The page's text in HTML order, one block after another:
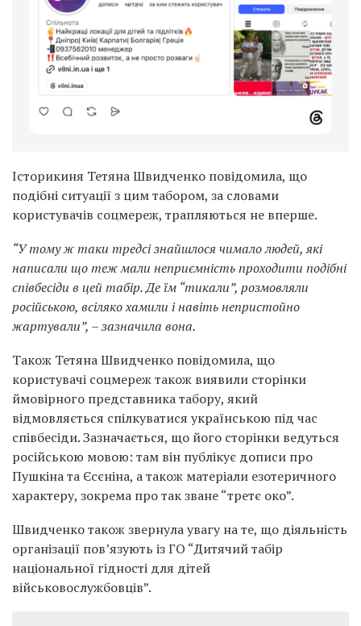
Історикиня Тетяна Швидченко повідомила, що
подібні ситуації з цим табором, за словами
користувачів соцмереж, трапляються не вперше.
“У тому ж таки тредсі знайшлося чимало людей, які
написали що теж мали неприємність проходити подібні
співбесіди в цей табір. Де їм “тикали”, розмовляли
російською, всіляко хамили і навіть непристойно
жартували”, – зазначила вона.
Також Тетяна Швидченко повідомила, що
користувачі соцмереж також виявили сторінки
ймовірного представника табору, який
відмовляється спілкуватися українською під час
співбесіди. Зазначається, що його сторінки ведуться
російською мовою: там він публікує дописи про
Пушкіна та Єсєніна, а також матеріали езотеричного
характеру, зокрема про так зване “третє око”.
Швидченко також звернула увагу на те, що діяльність
організації пов’язують із ГО “Дитячий табір
національної гідності для дітей
військовослужбовців”.